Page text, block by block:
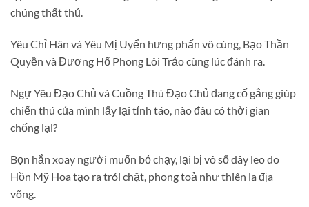
chúng thất thủ.
Yêu Chỉ Hân và Yêu Mị Uyển hưng phấn vô cùng, Bạo Thần
Quyền và Đương Hổ Phong Lôi Trảo cùng lúc đánh ra.
Ngự Yêu Đạo Chủ và Cuồng Thú Đạo Chủ đang cố gắng giúp
chiến thú của mình lấy lại tỉnh táo, nào đâu có thời gian
chống lại?
Bọn hắn xoay người muốn bỏ chạy, lại bị vô số dây leo do
Hồn Mỹ Hoa tạo ra trói chặt, phong toả như thiên la địa
võng.